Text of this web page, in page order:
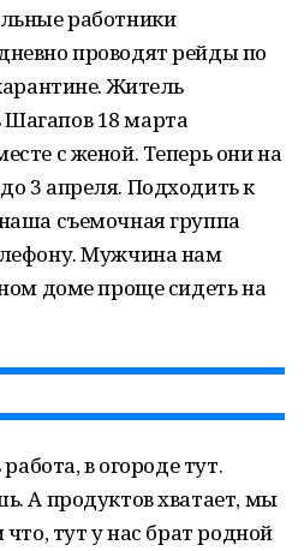
работники
проводят рейды по
Житель
18 марта
с женой. Теперь они на
3 апреля. Подходить к
съемочная группа
Мужчина нам
доме проще сидеть на
в огороде тут.
А продуктов хватает, мы
тут у нас брат родной